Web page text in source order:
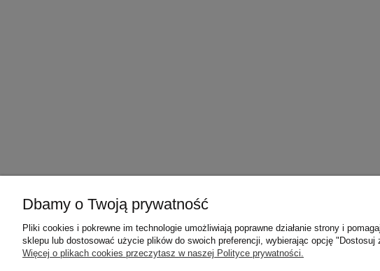
Dbamy o Twoją prywatność
Pliki cookies i pokrewne im technologie umożliwiają poprawne działanie strony i
sklepu lub dostosować użycie plików do swoich preferencji, wybierając opcję "Dostosuj
Więcej o plikach cookies przeczytasz w naszej Polityce prywatności.